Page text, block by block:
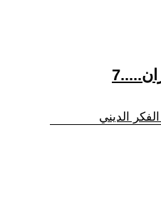
الديني